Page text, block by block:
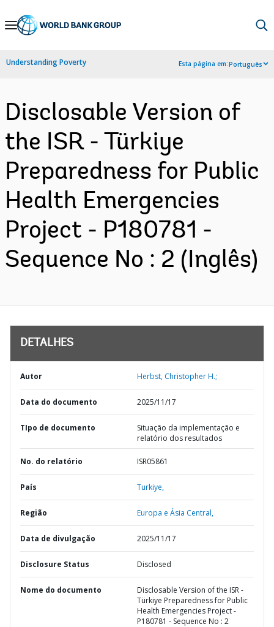
Skip
Navigation
Understanding Poverty Esta página em:Português
Disclosable Version of
the ISR - Türkiye
Preparedness for Public
Health Emergencies
Project - P180781 -
Sequence No : 2 (Inglês)
DETALHES
Autor Herbst, Christopher H.;
Data do documento 2025/11/17
TIpo de documento
Situação da implementação e
relatório dos resultados
No. do relatório ISR05861
País Turkiye,
Região Europa e Ásia Central,
Data de divulgação 2025/11/17
Disclosure Status Disclosed
Nome do documento
Disclosable Version of the ISR -
Türkiye Preparedness for Public
Health Emergencies Project -
P180781 - Sequence No : 2